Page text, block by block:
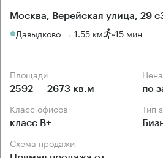
Москва, Верейская улица, 29
Давыдково → 1.55 км ~15 мин
Площади
2592 — 2673 кв.м по
Класс офисов
класс B+
Тип
Схема продажи